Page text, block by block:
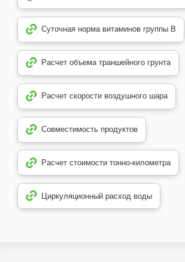
Суточная норма витаминов группы B
Расчет объема траншейного грунта
Расчет скорости воздушного шара
Совместимость продуктов
Расчет стоимости тонно-километра
Циркуляционный расход воды